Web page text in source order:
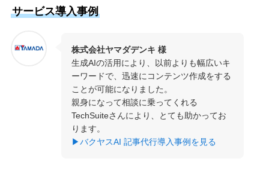
サービス導入事例
株式会社ヤマダデンキ 様
生成AIの活用により、以前よりも幅広いキ
ーワードで、迅速にコンテンツ作成をする
ことが可能になりました。
親身になって相談に乗ってくれる
TechSuiteさんにより、とても助かってお
ります。
▶バクヤスAI 記事代行導入事例を見る